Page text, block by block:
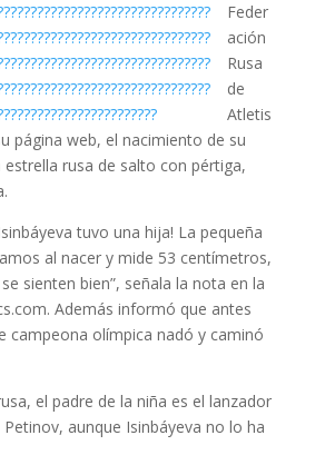
Feder
ación
Rusa
de
Atletis
página web, el nacimiento de su
rusa de salto con pértiga,
tuvo una hija! La pequeña
al nacer y mide 53 centímetros,
sienten bien”, señala la nota en la
Además informó que antes
campeona olímpica nadó y caminó
el padre de la niña es el lanzador
aunque Isinbáyeva no lo ha